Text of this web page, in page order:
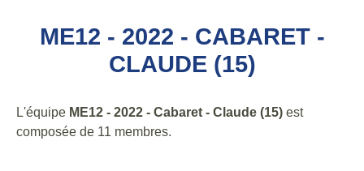
ME12 - 2022 - CABARET -
CLAUDE (15)
L'équipe ME12 - 2022 - Cabaret - Claude (15) est
composée de 11 membres.